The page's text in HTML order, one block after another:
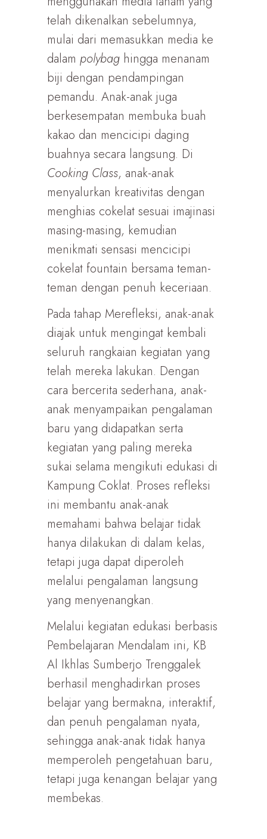
telah dikenalkan sebelumnya,
mulai dari memasukkan media ke
dalam polybag hingga menanam
biji dengan pendampingan
pemandu. Anak-anak juga
berkesempatan membuka buah
kakao dan mencicipi daging
buahnya secara langsung. Di
Cooking Class, anak-anak
menyalurkan kreativitas dengan
menghias cokelat sesuai imajinasi
masing-masing, kemudian
menikmati sensasi mencicipi
cokelat fountain bersama teman-
teman dengan penuh keceriaan.
Pada tahap Merefleksi, anak-anak
diajak untuk mengingat kembali
seluruh rangkaian kegiatan yang
telah mereka lakukan. Dengan
cara bercerita sederhana, anak-
anak menyampaikan pengalaman
baru yang didapatkan serta
kegiatan yang paling mereka
sukai selama mengikuti edukasi di
Kampung Coklat. Proses refleksi
ini membantu anak-anak
memahami bahwa belajar tidak
hanya dilakukan di dalam kelas,
tetapi juga dapat diperoleh
melalui pengalaman langsung
yang menyenangkan.
Melalui kegiatan edukasi berbasis
Pembelajaran Mendalam ini, KB
Al Ikhlas Sumberjo Trenggalek
berhasil menghadirkan proses
belajar yang bermakna, interaktif,
dan penuh pengalaman nyata,
sehingga anak-anak tidak hanya
memperoleh pengetahuan baru,
tetapi juga kenangan belajar yang
membekas.